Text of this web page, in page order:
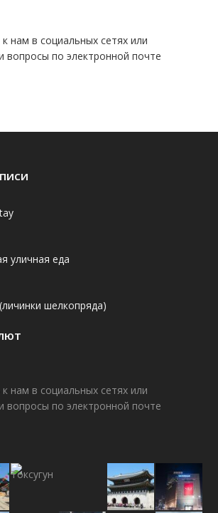
нам в социальных сетях или
вопросы по электронной почте
уличная еда
шелкопряда)
нам в социальных сетях или
вопросы по электронной почте